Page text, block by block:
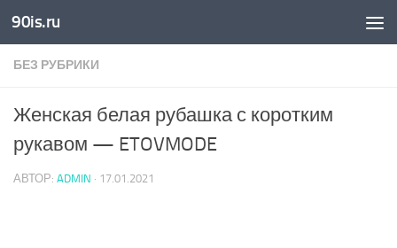
Skip to content
90is.ru
БЕЗ РУБРИКИ
Женская белая рубашка с коротким
рукавом — ETOVMODE
АВТОР: ADMIN · 17.01.2021